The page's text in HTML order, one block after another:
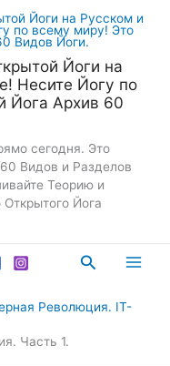
Йоги на
Несите Йогу по
Йога Архив 60
сегодня. Это
Видов и Разделов
Теорию и
Йога
Поиск
Революция. IT-
Часть 1.